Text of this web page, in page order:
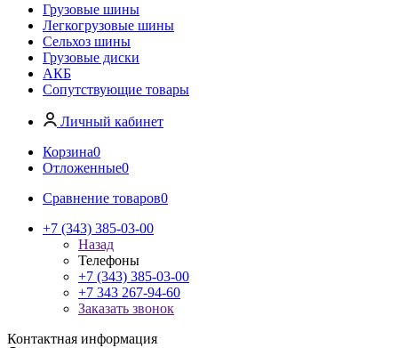
Грузовые шины
Легкогрузовые шины
Сельхоз шины
Грузовые диски
АКБ
Сопутствующие товары
Личный кабинет
Корзина0
Отложенные0
Сравнение товаров0
+7 (343) 385-03-00
Назад
Телефоны
+7 (343) 385-03-00
+7 343 267-94-60
Заказать звонок
Контактная информация